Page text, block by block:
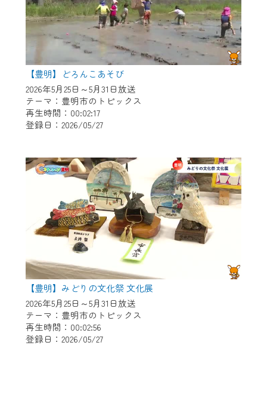
【豊明】どろんこあそび
2026年5月25日～5月31日放送
テーマ：豊明市のトピックス
再生時間：00:02:17
登録日：2026/05/27
【豊明】みどりの文化祭 文化展
2026年5月25日～5月31日放送
テーマ：豊明市のトピックス
再生時間：00:02:56
登録日：2026/05/27